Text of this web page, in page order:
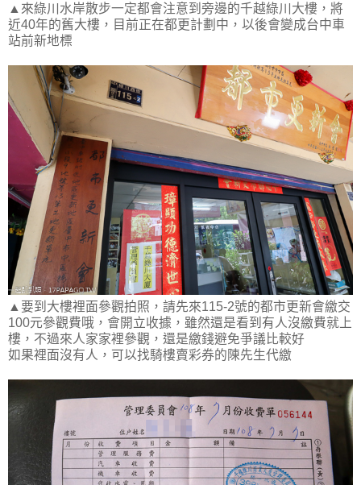
▲來綠川水岸散步一定都會注意到旁邊的千越綠川大樓，將
近40年的舊大樓，目前正在都更計劃中，以後會變成台中車
站前新地標
▲要到大樓裡面參觀拍照，請先來115-2號的都市更新會繳交
100元參觀費哦，會開立收據，雖然還是看到有人沒繳費就上
樓，不過來人家家裡參觀，還是繳錢避免爭議比較好
如果裡面沒有人，可以找騎樓賣彩券的陳先生代繳